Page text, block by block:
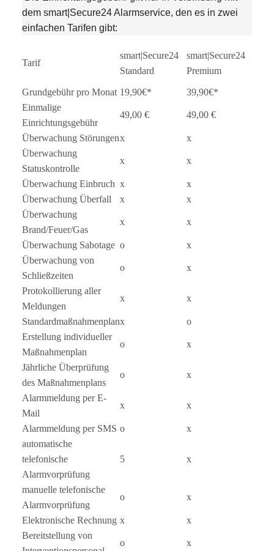
dem smart|Secure24 Alarmservice, den es in zwei
einfachen Tarifen gibt:
Tarif
smart|Secure24
Standard
smart|Secure24
Premium
Grundgebühr pro Monat 19,90€*
39,90€*
Einmalige
Einrichtungsgebühr
49,00 € 49,00 €
Überwachung Störungenx
x
Überwachung
Statuskontrolle
x x
Überwachung Einbruch x
x
Überwachung Überfall
x
x
Überwachung
Brand/Feuer/Gas
x x
Überwachung Sabotage o
x
Überwachung von
Schließzeiten
o x
Protokollierung aller
Meldungen
x x
Standardmaßnahmenplanx
o
Erstellung individueller
Maßnahmenplan
o x
Jährliche Überprüfung
des Maßnahmenplans
o x
Alarmmeldung per E-
Mail
x x
Alarmmeldung per SMS o
x
automatische
telefonische
Alarmvorprüfung
5 x
manuelle telefonische
Alarmvorprüfung
o x
Elektronische Rechnung x
x
Bereitstellung von
o x